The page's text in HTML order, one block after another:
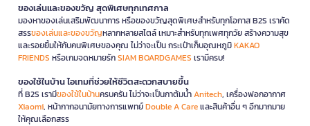
ของเล่นและของขวัญ สุดพิเศษทุกเทศกาล
มองหาของเล่นเสริมพัฒนาการ หรือของขวัญสุดพิเศษสำหรับทุกโอกาส B2S เราคัด
สรรของเล่นและของขวัญหลากหลายสไตล์ เหมาะสำหรับทุกเพศทุกวัย สร้างความสุข
และรอยยิ้มให้กับคนพิเศษของคุณ ไม่ว่าจะเป็น กระเป๋าเก็บอุณหภูมิKAKAO
FRIENDS หรือเกมจดหมายรักSIAM BOARDGAMES เรามีครบ!
ของใช้ในบ้าน ไอเทมที่ช่วยให้ชีวิตสะดวกสบายขึ้น
ที่ B2S เรามีของใช้ในบ้านครบครัน ไม่ว่าจะเป็นกาต้มน้ำAnitech, เครื่องฟอกอากาศ
Xiaomi, หน้ากากอนามัยทางการแพทย์Double A Careและสินค้าอื่น ๆ อีกมากมาย
ให้คุณเลือกสรร